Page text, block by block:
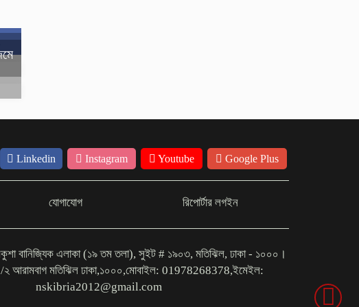
Linkedin Instagram Youtube Google Plus
যোগাযোগ রিপোর্টার লগইন
বানিজ্যিক এলাকা (১৯ তম তলা), সুইট # ১৯০৩, মতিঝিল, ঢাকা - ১০০০।
২ আরামবাগ মতিঝিল ঢাকা,১০০০,মোবাইল: 01978268378,ইমেইল:
nskibria2012@gmail.com